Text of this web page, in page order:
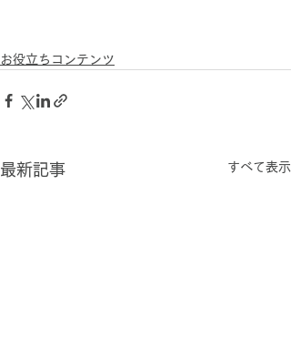
お役立ちコンテンツ
最新記事 すべて表示